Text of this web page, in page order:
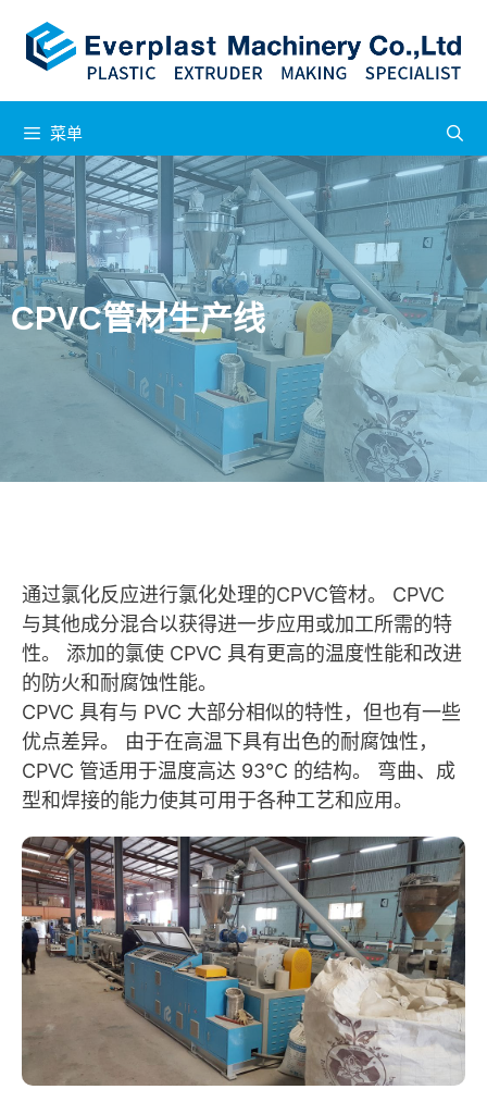
菜单
CPVC管材生产线
通过氯化反应进行氯化处理的CPVC管材。 CPVC
与其他成分混合以获得进一步应用或加工所需的特
性。 添加的氯使 CPVC 具有更高的温度性能和改进
的防火和耐腐蚀性能。
CPVC 具有与 PVC 大部分相似的特性，但也有一些
优点差异。 由于在高温下具有出色的耐腐蚀性，
CPVC 管适用于温度高达 93°C 的结构。 弯曲、成
型和焊接的能力使其可用于各种工艺和应用。